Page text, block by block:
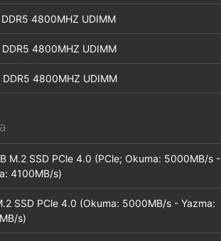
DDR5 4800MHZ UDIMM
DDR5 4800MHZ UDIMM
DDR5 4800MHZ UDIMM
M.2 SSD PCle 4.0 (PCle; Okuma: 5000MB/s -
4100MB/s)
SSD PCle 4.0 (Okuma: 5000MB/s - Yazma:
s)